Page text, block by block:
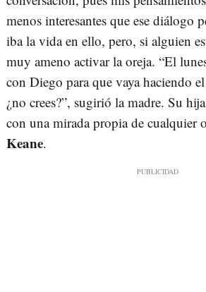
menos interesantes que ese diálogo
iba la vida en ello, pero, si alguien
muy ameno activar la oreja. “El
con Diego para que vaya haciendo
¿no crees?”, sugirió la madre. Su
con una mirada propia de cualquier
Keane.